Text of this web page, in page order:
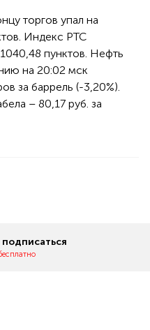
торгов упал на
Индекс РТС
пунктов. Нефть
на 20:02 мск
за баррель (-3,20%).
– 80,17 руб. за
подписаться